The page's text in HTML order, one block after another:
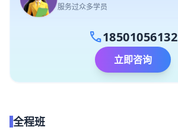
服务过众多学员
call18501056132
立即咨询
全程班